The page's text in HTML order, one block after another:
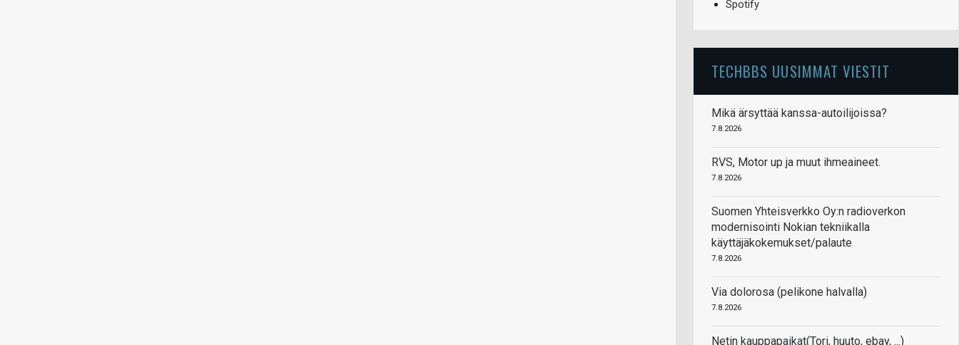
Spotify
TECHBBS UUSIMMAT VIESTIT
Mikä ärsyttää kanssa-autoilijoissa?
7.8.2026
RVS, Motor up ja muut ihmeaineet.
7.8.2026
Suomen Yhteisverkko Oy:n radioverkon
modernisointi Nokian tekniikalla
käyttäjäkokemukset/palaute
7.8.2026
Via dolorosa (pelikone halvalla)
7.8.2026
Netin kauppapaikat(Tori, huuto, ebay, ...)